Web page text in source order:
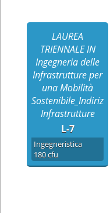
LAUREA
TRIENNALE IN
Ingegneria delle
Infrastrutture per
una Mobilità
Sostenibile_Indirizzo
Infrastrutture
L-7
Ingegneristica
180 cfu